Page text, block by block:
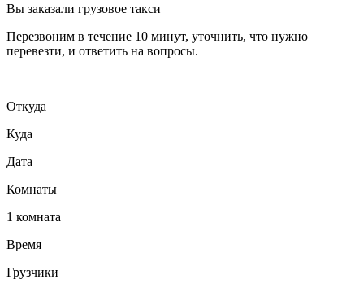
Вы заказали грузовое такси
Перезвоним в течение 10 минут, уточнить, что нужно
перевезти, и ответить на вопросы.
Откуда
Куда
Дата
Комнаты
1 комната
Время
Грузчики